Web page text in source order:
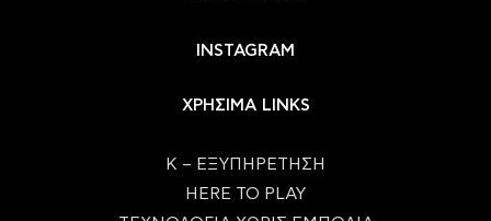
INSTAGRAM
ΧΡΗΣΙΜΑ LINKS
Κ – ΕΞΥΠΗΡΕΤΗΣΗ
HERE TO PLAY